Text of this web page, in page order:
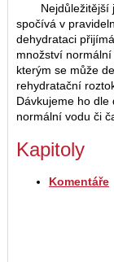
Nejdůležitější
spočívá v
dehydrataci
množství
kterým se může
rehydratační
Dávkujeme ho
normální vodu či
Kapitoly
Komentáře